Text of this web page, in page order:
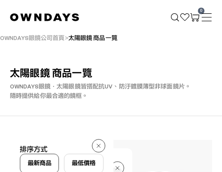
0
OWNDAYS眼鏡公司首頁 太陽眼鏡 商品一覽
太陽眼鏡 商品一覽
OWNDAYS眼鏡・太陽眼鏡皆搭配抗UV、防汙鍍膜薄型非球面鏡片。
隨時提供給你最合適的鏡框。
2 件
排序方式
最新商品 最低價格